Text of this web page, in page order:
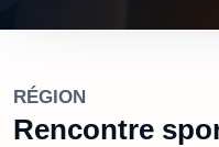
RÉGION
Rencontre